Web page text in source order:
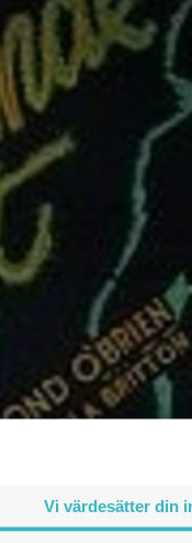
Vi värdesätter din